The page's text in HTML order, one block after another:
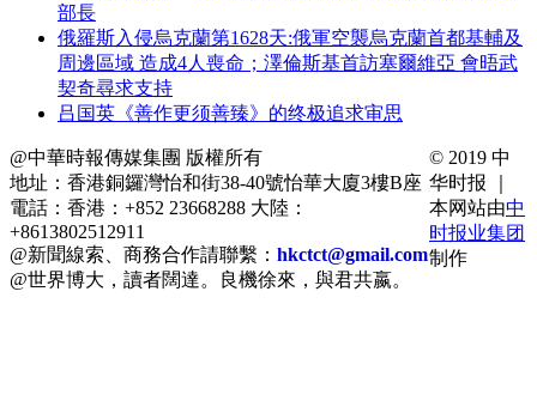
部長
俄羅斯入侵烏克蘭第1628天:俄軍空襲烏克蘭首都基輔及
周邊區域 造成4人喪命；澤倫斯基首訪塞爾維亞 會晤武
契奇尋求支持
吕国英《善作更须善臻》的终极追求审思
@中華時報傳媒集團 版權所有
地址：香港銅鑼灣怡和街38-40號怡華大廈3樓B座
電話：香港：+852 23668288 大陸：
+8613802512911
@新聞線索、商務合作請聯繫： hkctct@gmail.com
@世界博大，讀者闊達。良機徐來，與君共嬴。
© 2019 中
华时报 ｜
本网站由中
时报业集团
制作